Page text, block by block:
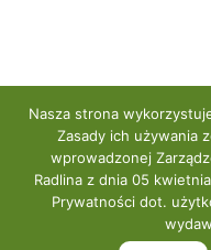
Nasza strona
Zasady ich używania
wprowadzonej
Radlina z dnia 05
Prywatności dot.